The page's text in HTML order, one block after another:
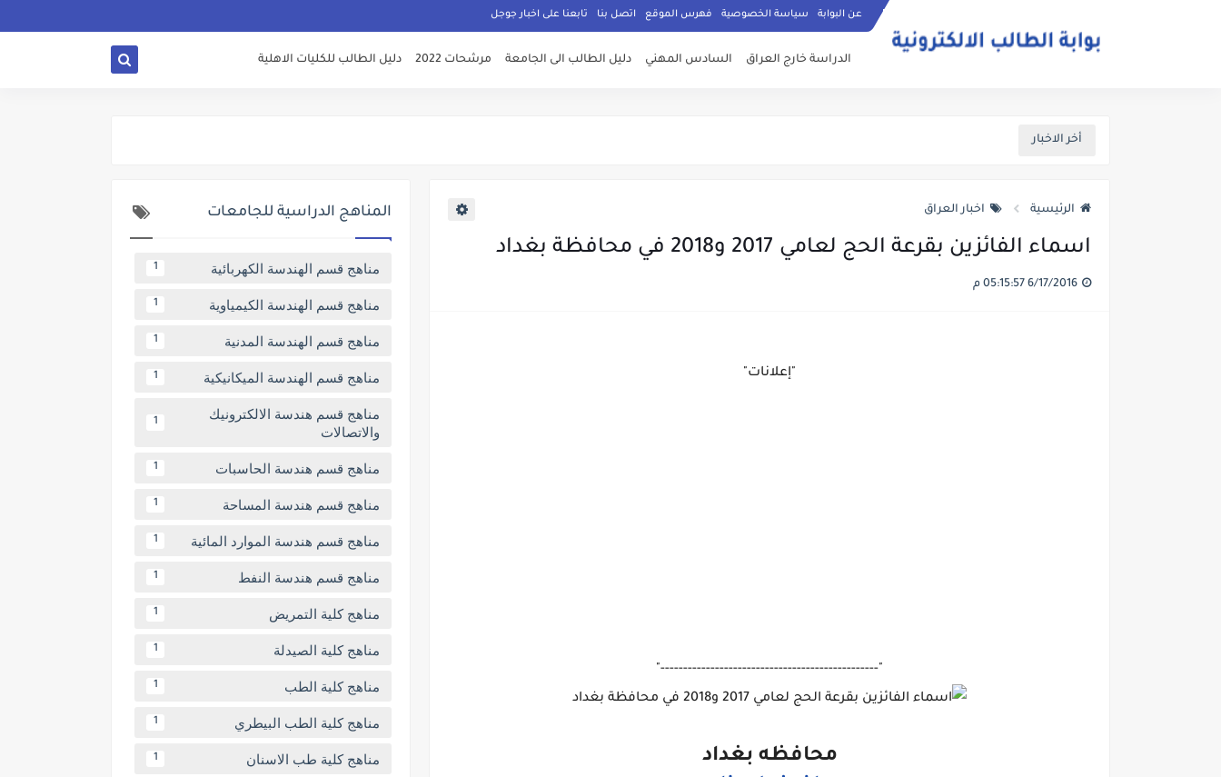
عن البوابة سياسة الخصوصية فهرس الموقع اتصل بنا تابعنا على اخبار جوجل
الدراسة خارج العراق السادس المهني دليل الطالب الى الجامعة مرشحات 2022 دليل الطالب للكليات الاهلية
أخر الاخبار
الرئيسية اخبار العراق
اسماء الفائزين بقرعة الحج لعامي 2017 و2018 في محافظة بغداد
"إعلانات"
"------------------------------------------------"
محافظه بغداد
المناهج الدراسية للجامعات
مناهج قسم الهندسة الكهربائية 1
مناهج قسم الهندسة الكيمياوية 1
مناهج قسم الهندسة المدنية 1
مناهج قسم الهندسة الميكانيكية 1
مناهج قسم هندسة الالكترونيك
والاتصالات
1
مناهج قسم هندسة الحاسبات 1
مناهج قسم هندسة المساحة 1
مناهج قسم هندسة الموارد المائية 1
مناهج قسم هندسة النفط 1
مناهج كلية التمريض 1
مناهج كلية الصيدلة 1
مناهج كلية الطب 1
مناهج كلية الطب البيطري 1
مناهج كلية طب الاسنان 1